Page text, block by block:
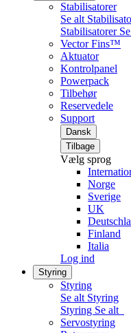
Stabilisatorer
Se alt
Stabilisatorer
Vector Fins™
Aktuator
Kontrolpanel
Powerpack
Tilbehør
Reservedele
Support
Dansk
Tilbage
Vælg sprog
Norge
Sverige
UK
Finland
Italia
Log ind
Styring
Styring
Se alt Styring
Styring Se alt
Servostyring